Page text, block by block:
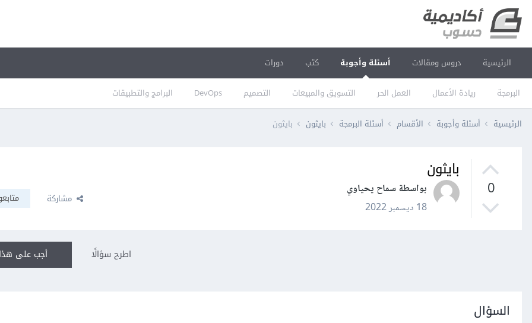
الرئيسية دروس ومقالات أسئلة وأجوبة
البرمجة ريادة الأعمال العمل الحر التسويق والمبيعات التصميم DevOps البرامج والتطبيقات
كتب دورات
الرئيسية أسئلة وأجوبة الأقسام أسئلة البرمجة بايثون بايثون
0
بايثون
بواسطة سماح يحياوي
18 ديسمبر 2022
مشاركة
أجب على اطرح سؤالًا
السؤال